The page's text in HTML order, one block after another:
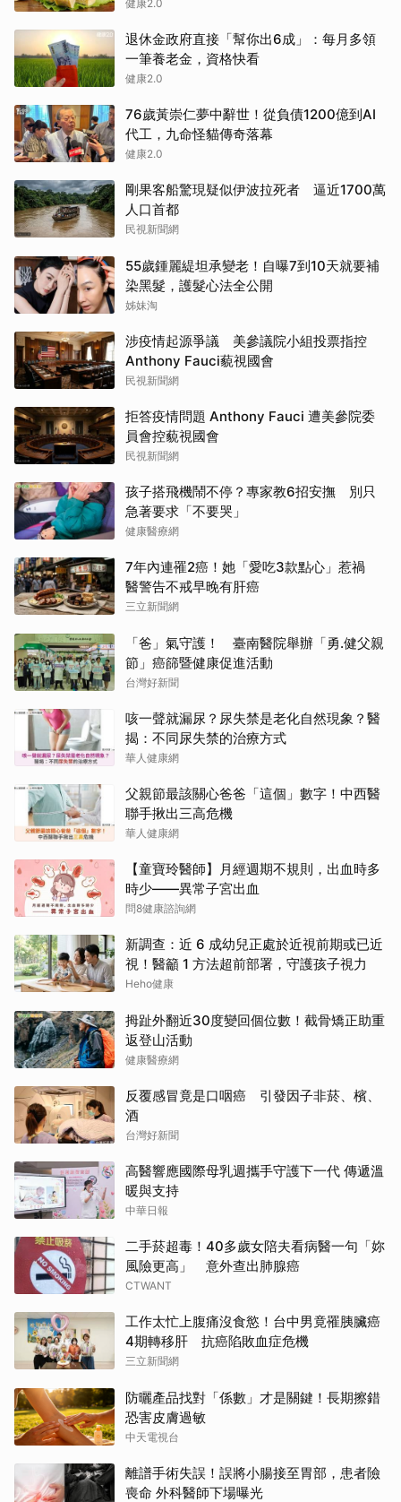
健康2.0
退休金政府直接「幫你出6成」：每月多領
一筆養老金，資格快看
健康2.0
76歲黃崇仁夢中辭世！從負債1200億到AI
代工，九命怪貓傳奇落幕
健康2.0
剛果客船驚現疑似伊波拉死者 逼近1700萬
人口首都
民視新聞網
55歲鍾麗緹坦承變老！自曝7到10天就要補
染黑髮，護髮心法全公開
姊妹淘
涉疫情起源爭議 美參議院小組投票指控
Anthony Fauci藐視國會
民視新聞網
拒答疫情問題 Anthony Fauci 遭美參院委
員會控藐視國會
民視新聞網
孩子搭飛機鬧不停？專家教6招安撫 別只
急著要求「不要哭」
健康醫療網
7年內連罹2癌！她「愛吃3款點心」惹禍
醫警告不戒早晚有肝癌
三立新聞網
「爸」氣守護！ 臺南醫院舉辦「勇.健父親
節」癌篩暨健康促進活動
台灣好新聞
咳一聲就漏尿？尿失禁是老化自然現象？醫
揭：不同尿失禁的治療方式
華人健康網
父親節最該關心爸爸「這個」數字！中西醫
聯手揪出三高危機
華人健康網
【童寶玲醫師】月經週期不規則，出血時多
時少——異常子宮出血
問8健康諮詢網
新調查：近 6 成幼兒正處於近視前期或已近
視！醫籲 1 方法超前部署，守護孩子視力
Heho健康
拇趾外翻近30度變回個位數！截骨矯正助重
返登山活動
健康醫療網
反覆感冒竟是口咽癌 引發因子非菸、檳、
酒
台灣好新聞
高醫響應國際母乳週攜手守護下一代 傳遞溫
暖與支持
中華日報
二手菸超毒！40多歲女陪夫看病醫一句「妳
風險更高」 意外查出肺腺癌
CTWANT
工作太忙上腹痛沒食慾！台中男竟罹胰臟癌
4期轉移肝 抗癌陷敗血症危機
三立新聞網
防曬產品找對「係數」才是關鍵！長期擦錯
恐害皮膚過敏
中天電視台
離譜手術失誤！誤將小腸接至胃部，患者險
喪命 外科醫師下場曝光